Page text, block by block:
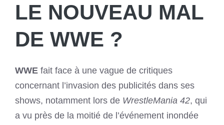
LE NOUVEAU MAL
DE WWE ?
WWE fait face à une vague de critiques
concernant l’invasion des publicités dans ses
shows, notamment lors de WrestleMania 42, qui
a vu près de la moitié de l’événement inondée